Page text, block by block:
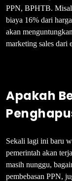
PPN, BPHTB.
biaya 16% dari
akan
marketing sales dari
Apakah
Sekali lagi ini baru
pemerintah akan
masih nunggu,
pembebasan PPN,